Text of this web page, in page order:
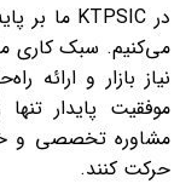
در KTPSIC ما بر
می‌کنیم. سبک کاری
نیاز بازار و
موفقیت پایدار
مشاوره تخصصی و
حرکت کنند.